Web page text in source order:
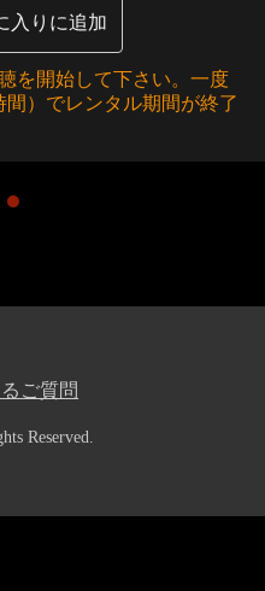
入りに追加
を開始して下さい。一度
）でレンタル期間が終了
ご質問
Reserved.